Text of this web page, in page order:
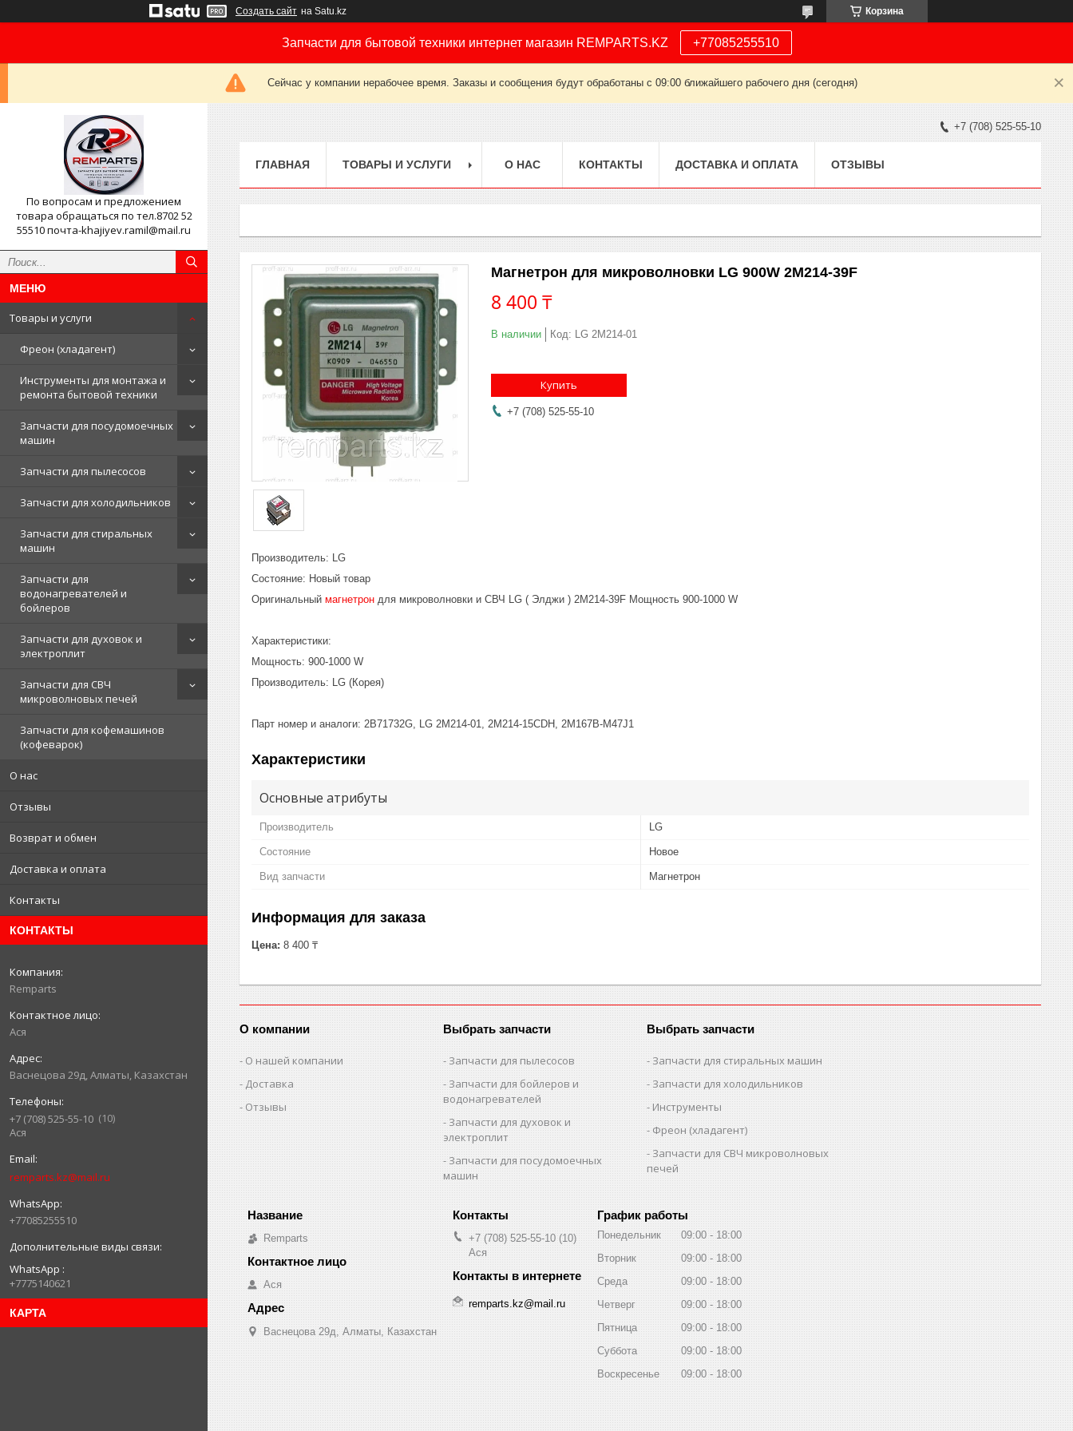
Создать сайт на Satu.kz Корзина
Запчасти для бытовой техники интернет магазин REMPARTS.KZ +77085255510
Сейчас у компании нерабочее время. Заказы и сообщения будут обработаны с 09:00 ближайшего рабочего дня (сегодня)
По вопросам и предложением
товара обращаться по тел.8702 52
55510 почта-khajiyev.ramil@mail.ru
Товары и услуги
Фреон (хладагент)
Инструменты для монтажа и
ремонта бытовой техники
Запчасти для посудомоечных
машин
Запчасти для пылесосов
Запчасти для холодильников
Запчасти для стиральных
машин
Запчасти для
водонагревателей и
бойлеров
Запчасти для духовок и
электроплит
Запчасти для СВЧ
микроволновых печей
Запчасти для кофемашинов
(кофеварок)
О нас
Отзывы
Возврат и обмен
Доставка и оплата
Контакты
КОНТАКТЫ
Remparts
Ася
Васнецова 29д, Алматы, Казахстан
+7 (708) 525-55-10
10
Ася
remparts.kz@mail.ru
+77085255510
WhatsApp
+7775140621
КАРТА
+7 (708) 525-55-10
ГЛАВНАЯ ТОВАРЫ И УСЛУГИ О НАС КОНТАКТЫ ДОСТАВКА И ОПЛАТА ОТЗЫВЫ
Магнетрон для микроволновки LG 900W 2M214-39F
8 400 ₸
В наличии Код: LG 2М214-01
Купить
+7 (708) 525-55-10
Производитель: LG
Состояние: Новый товар
Оригинальный магнетрон для микроволновки и СВЧ LG ( Элджи ) 2M214-39F Мощность 900-1000 W
Характеристики:
Мощность: 900-1000 W
Производитель: LG (Корея)
Парт номер и аналоги: 2B71732G, LG 2M214-01, 2M214-15CDH, 2M167B-M47J1
Характеристики
Основные атрибуты
Производитель LG
Состояние Новое
Вид запчасти Магнетрон
Информация для заказа
Цена: 8 400 ₸
О компании
О нашей компании
Доставка
Отзывы
Выбрать запчасти
Запчасти для пылесосов
Запчасти для бойлеров и
водонагревателей
Запчасти для духовок и
электроплит
Запчасти для посудомоечных
машин
Выбрать запчасти
Запчасти для стиральных машин
Запчасти для холодильников
Инструменты
Фреон (хладагент)
Запчасти для СВЧ микроволновых
печей
Remparts
Ася
Васнецова 29д, Алматы, Казахстан
+7 (708) 525-55-10 10
Ася
remparts.kz@mail.ru
График работы
Понедельник 09:00
18:00
Вторник
09:00
18:00
Среда
09:00
18:00
Четверг
09:00
18:00
Пятница
09:00
18:00
Суббота
09:00
18:00
Воскресенье
09:00 18:00